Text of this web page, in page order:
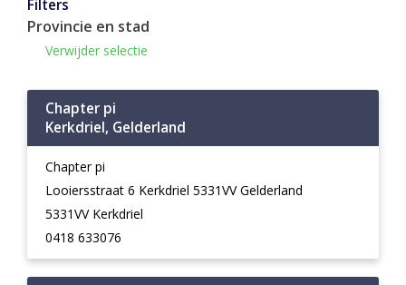
Filters
Provincie en stad
Verwijder selectie
Chapter pi
Kerkdriel, Gelderland
Chapter pi
Looiersstraat 6 Kerkdriel 5331VV Gelderland
5331VV Kerkdriel
0418 633076